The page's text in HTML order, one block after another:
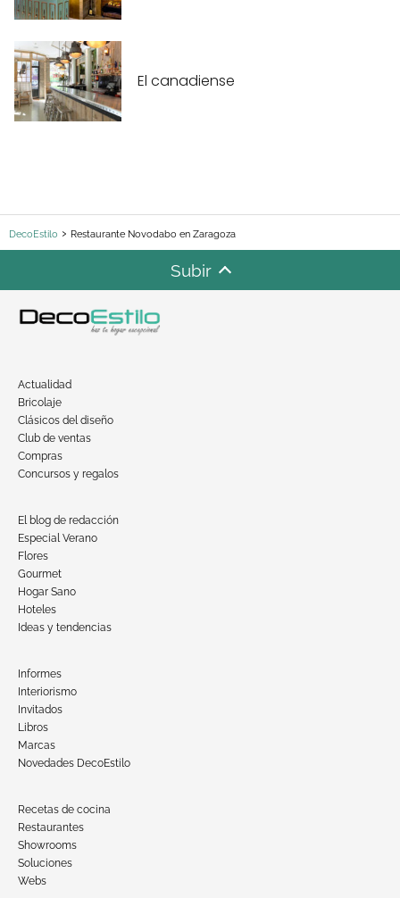
El canadiense
DecoEstilo Restaurante Novodabo en Zaragoza
Subir
Actualidad
Bricolaje
Clásicos del diseño
Club de ventas
Compras
Concursos y regalos
El blog de redacción
Especial Verano
Flores
Gourmet
Hogar Sano
Hoteles
Ideas y tendencias
Informes
Interiorismo
Invitados
Libros
Marcas
Novedades DecoEstilo
Recetas de cocina
Restaurantes
Showrooms
Soluciones
Webs